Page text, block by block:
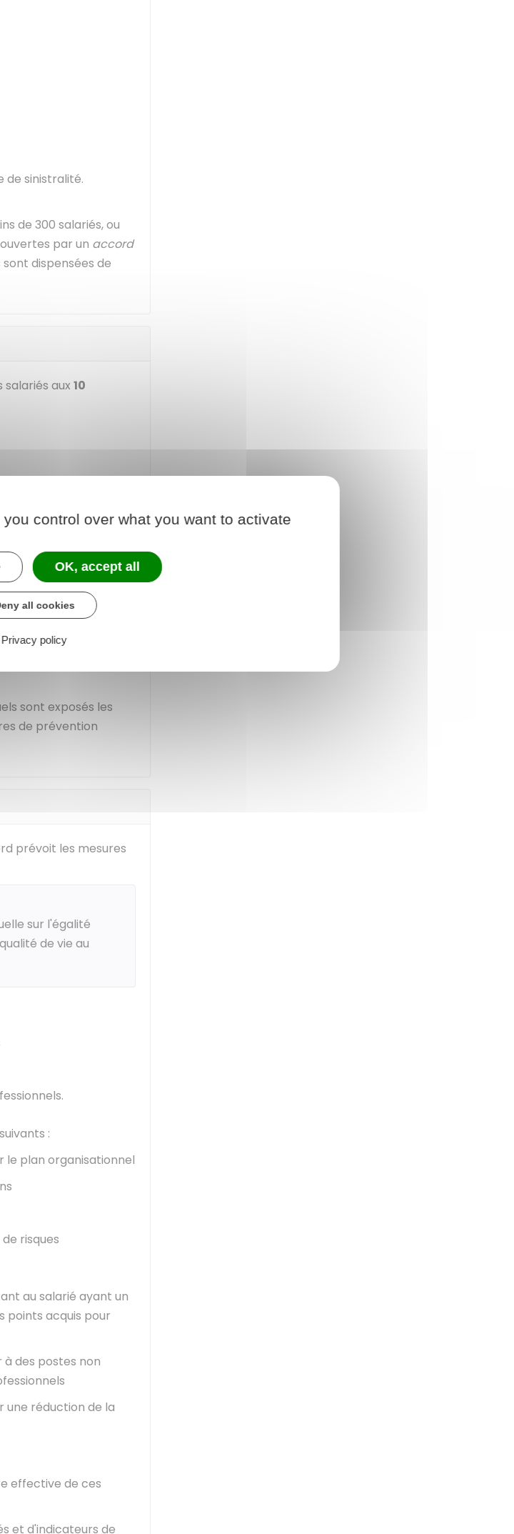
de sinistralité.
de 300 salariés, ou
par un accord
dispensées de
salariés aux 10
sont exposés les
de prévention
prévoit les mesures
sur l'égalité
de vie au
:
le plan organisationnel
risques
au salarié ayant un
points acquis pour
des postes non
réduction de la
effective de ces
et d'indicateurs de
control over what you want to activate
OK, accept all
all cookies
Privacy policy